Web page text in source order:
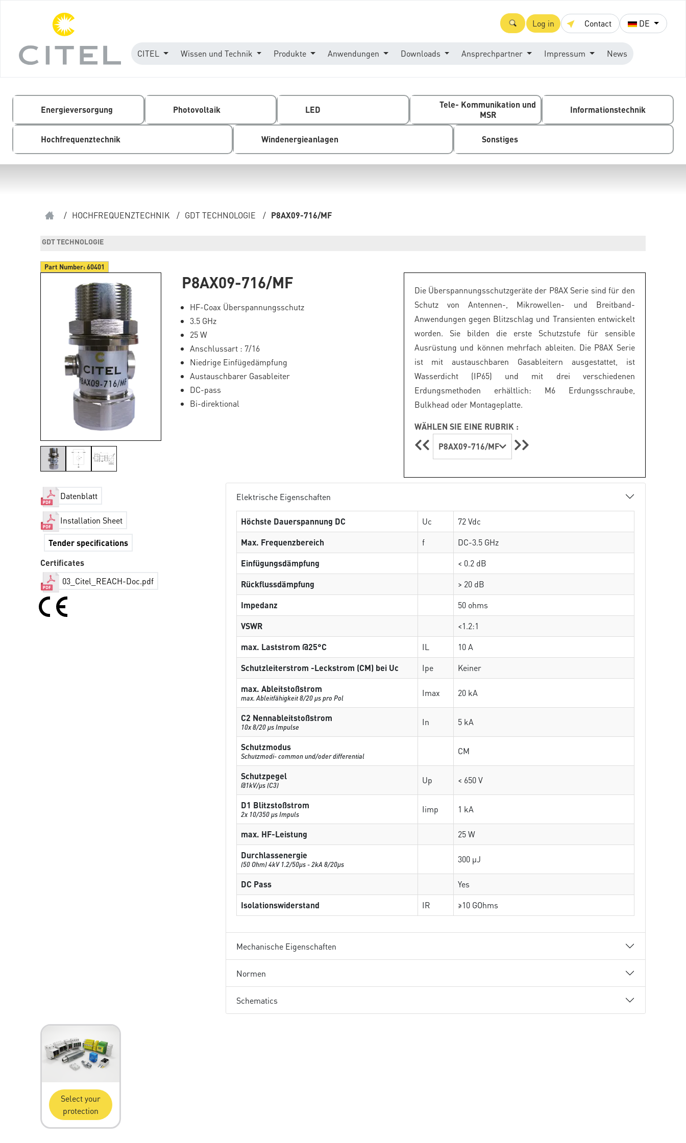
Log in Contact DE
CITEL Wissen und Technik Produkte Anwendungen Downloads Ansprechpartner Impressum News
Energieversorgung Photovoltaik LED
Tele- Kommunikation und
MSR
Informationstechnik
Hochfrequenztechnik Windenergieanlagen Sonstiges
/ HOCHFREQUENZTECHNIK / GDT TECHNOLOGIE / P8AX09-716/MF
GDT TECHNOLOGIE
Part Number:60401
P8AX09-716/MF
HF-Coax Überspannungsschutz
3.5 GHz
25 W
Anschlussart : 7/16
Niedrige Einfügedämpfung
Austauschbarer Gasableiter
DC-pass
Bi-direktional
Die Überspannungsschutzgeräte der P8AX Serie sind für den
Schutz von Antennen-, Mikrowellen- und Breitband-
Anwendungen gegen Blitzschlag und Transienten entwickelt
worden. Sie bilden die erste Schutzstufe für sensible
Ausrüstung und können mehrfach ableiten. Die P8AX Serie
ist mit austauschbaren Gasableitern ausgestattet, ist
Wasserdicht (IP65) und mit drei verschiedenen
Erdungsmethoden erhältlich: M6 Erdungsschraube,
Bulkhead oder Montageplatte.
WÄHLEN SIE EINE RUBRIK :
P8AX09-716/MF
Datenblatt
Installation Sheet
Tender specifications
Certificates
03_Citel_REACH-Doc.pdf
Elektrische Eigenschaften
Höchste Dauerspannung DC Uc
72 Vdc
Max. Frequenzbereich
f
DC-3.5 GHz
Einfügungsdämpfung
< 0.2 dB
Rückflussdämpfung
> 20 dB
Impedanz
50 ohms
VSWR
<1.2:1
max. Laststrom @25°C
IL
10 A
Schutzleiterstrom -Leckstrom (CM) bei Uc
Ipe
Keiner
max. Ableitstoßstrom
max. Ableitfähigkeit 8/20 µs pro Pol Imax 20 kA
C2 Nennableitstoßstrom
10x 8/20 µs Impulse In 5 kA
Schutzmodus
Schutzmodi- common und/oder differential CM
Schutzpegel
@1kV/µs (C3) Up < 650 V
D1 Blitzstoßstrom
2x 10/350 µs Impuls Iimp 1 kA
max. HF-Leistung
25 W
Durchlassenergie
(50 Ohm) 4kV 1.2/50μs - 2kA 8/20μs 300 µJ
DC Pass
Yes
Isolationswiderstand
IR ≥10 GOhms
Mechanische Eigenschaften
Normen
Schematics
Select your
protection